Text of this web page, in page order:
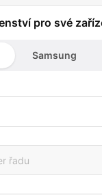
pro své
Samsung